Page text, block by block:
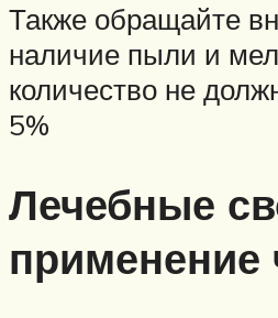
Также обращайте
наличие пыли и
количество не
5%
Лечебные
применение